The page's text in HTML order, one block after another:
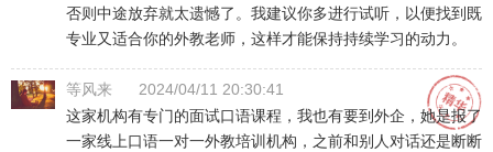
否则中途放弃就太遗憾了。我建议你多进行试听，以便找到既
专业又适合你的外教老师，这样才能保持持续学习的动力。
等风来
2024/04/11 20:30:41
这家机构有专门的面试口语课程，我也有要到外企，她是报了
一家线上口语一对一外教培训机构，之前和别人对话还是断断